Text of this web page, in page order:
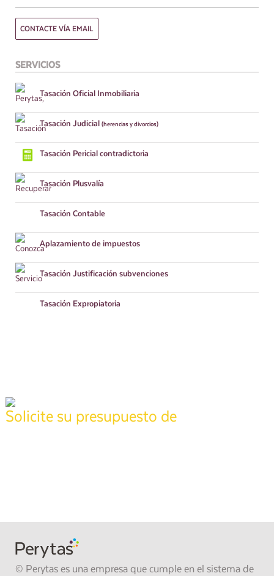
CONTACTE VÍA EMAIL
SERVICIOS
Tasación Oficial Inmobiliaria
Tasación Judicial (herencias y divorcios)
Tasación Pericial contradictoria
Tasación Plusvalía
Tasación Contable
Aplazamientode impuestos
Tasación Justificación subvenciones
Tasación Expropiatoria
Solicite su presupuesto de
© Perytas es una empresa que cumple en el sistema de